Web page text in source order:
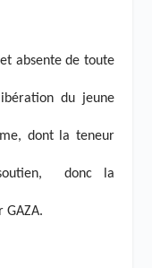
absente de toute
du jeune
dont la teneur
donc la
GAZA.